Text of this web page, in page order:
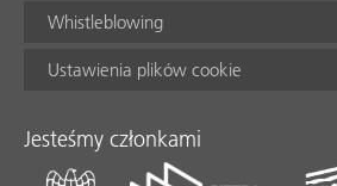
Whistleblowing
Ustawienia plików cookie
Jesteśmy członkami